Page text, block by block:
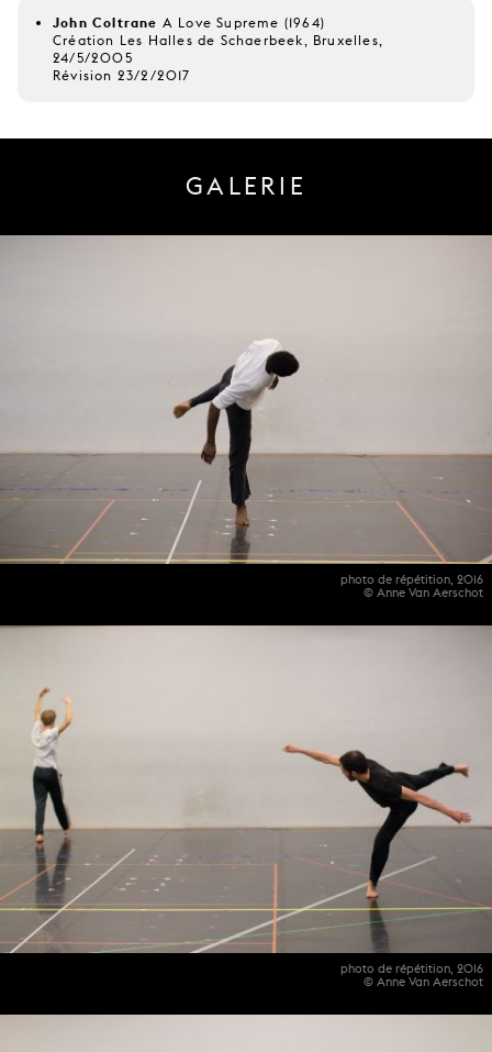
John Coltrane A Love Supreme (1964)
Création Les Halles de Schaerbeek, Bruxelles,
24/5/2005
Révision 23/2/2017
GALERIE
photo de répétition, 2016
© Anne Van Aerschot
photo de répétition, 2016
© Anne Van Aerschot